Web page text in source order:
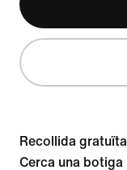
Recollida gratuïta
Cerca una botiga